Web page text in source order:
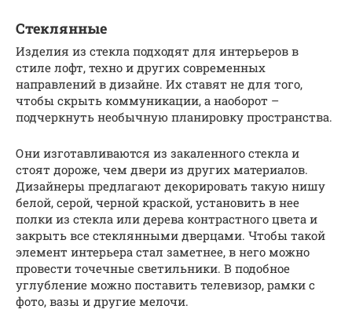
Стеклянные
Изделия из стекла подходят для интерьеров в
стиле лофт, техно и других современных
направлений в дизайне. Их ставят не для того,
чтобы скрыть коммуникации, а наоборот –
подчеркнуть необычную планировку пространства.
Они изготавливаются из закаленного стекла и
стоят дороже, чем двери из других материалов.
Дизайнеры предлагают декорировать такую нишу
белой, серой, черной краской, установить в нее
полки из стекла или дерева контрастного цвета и
закрыть все стеклянными дверцами. Чтобы такой
элемент интерьера стал заметнее, в него можно
провести точечные светильники. В подобное
углубление можно поставить телевизор, рамки с
фото, вазы и другие мелочи.